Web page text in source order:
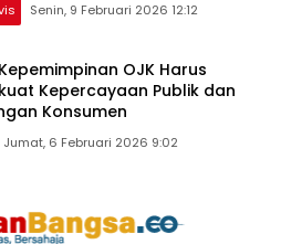
Senin, 9 Februari 2026 12:12
OJK Harus
Kepercayaan Publik dan
Konsumen
Jumat, 6 Februari 2026 9:02